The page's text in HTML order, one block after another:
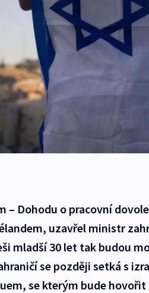
– Dohodu o pracovní
uzavřel ministr
mladší 30 let tak budou
se později setká s
se kterým bude hovořit